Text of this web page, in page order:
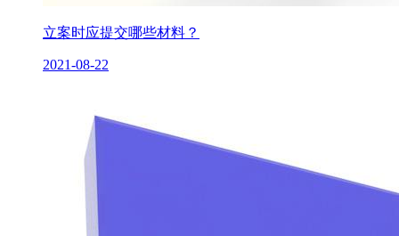
立案时应提交哪些材料？
2021-08-22